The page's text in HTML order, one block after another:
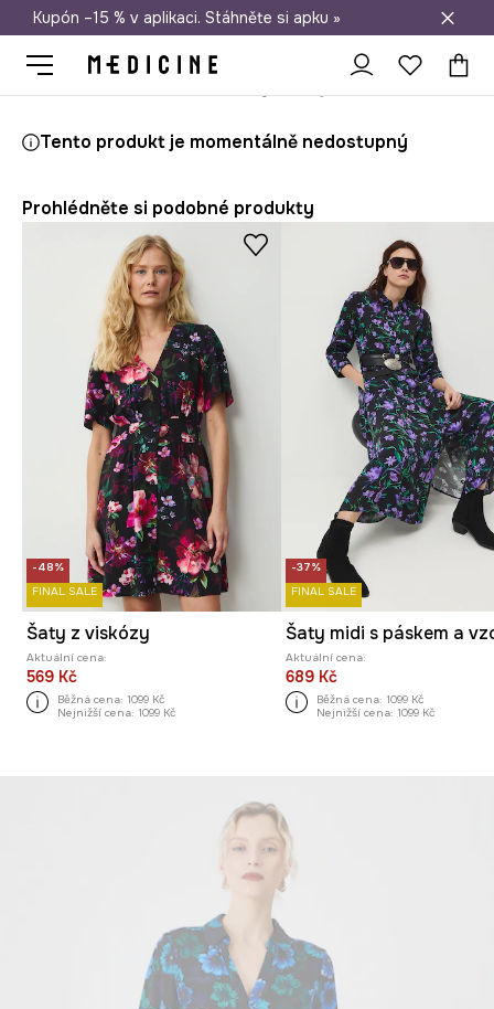
Doprava zdarma při nákupu nad 1 200 Kč
Kupón –15 % v aplikaci. Stáhněte si apku »
Tento produkt je momentálně nedostupný
Prohlédněte si podobné produkty
-48%
FINAL SALE
Šaty z viskózy
Aktuální cena:
569 Kč
Běžná cena: 1099 Kč
Nejnižší cena: 1099 Kč
-37%
FINAL SALE
Šaty midi s páskem a
Aktuální cena:
689 Kč
Běžná cena: 1099 Kč
Nejnižší cena: 1099 Kč